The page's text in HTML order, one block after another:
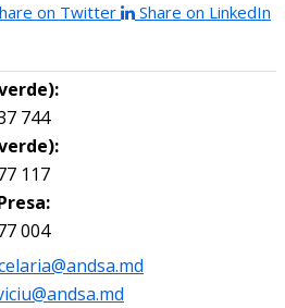
on Twitter
Share on LinkedIn
744
117
004